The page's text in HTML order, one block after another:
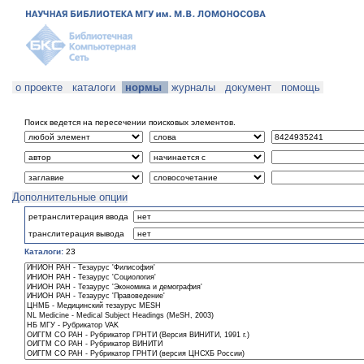
о проекте каталоги нормы журналы документ помощь
Поиск ведется на пересечении поисковых элементов.
Дополнительные опции
ретранслитерация ввода
транслитерация вывода
Каталоги: 23